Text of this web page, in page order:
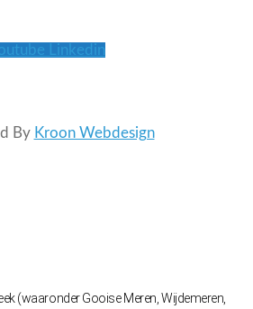
Linkedin
By Kroon Webdesign
(waaronder Gooise Meren, Wijdemeren,